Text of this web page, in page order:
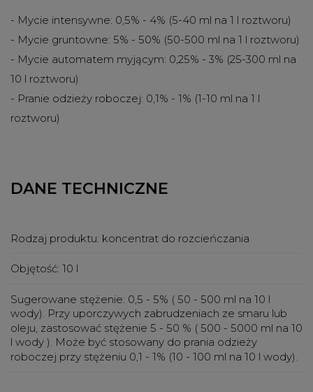
- Mycie intensywne: 0,5% - 4% (5-40 ml na 1 l roztworu)
- Mycie gruntowne: 5% - 50% (50-500 ml na 1 l roztworu)
- Mycie automatem myjącym: 0,25% - 3% (25-300 ml na
10 l roztworu)
- Pranie odzieży roboczej: 0,1% - 1% (1-10 ml na 1 l
roztworu)
DANE TECHNICZNE
Rodzaj produktu: koncentrat do rozcieńczania
Objętość: 10 l
Sugerowane stężenie: 0,5 - 5% ( 50 - 500 ml na 10 l
wody). Przy uporczywych zabrudzeniach ze smaru lub
oleju, zastosować stężenie 5 - 50 % ( 500 - 5000 ml na 10
l wody ). Może być stosowany do prania odzieży
roboczej przy stężeniu 0,1 - 1% (10 - 100 ml na 10 l wody).